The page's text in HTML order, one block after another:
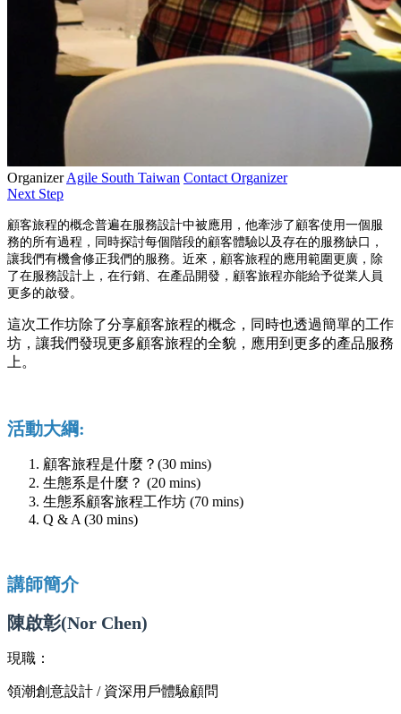
OrganizerAgile South Taiwan Contact Organizer
Next Step
顧客旅程的概念普遍在服務設計中被應用，他牽涉了顧客使用一個服
務的所有過程，同時探討每個階段的顧客體驗以及存在的服務缺口，
讓我們有機會修正我們的服務。近來，顧客旅程的應用範圍更廣，除
了在服務設計上，在行銷、在產品開發，顧客旅程亦能給予從業人員
更多的啟發。
這次工作坊除了分享顧客旅程的概念，同時也透過簡單的工作
坊，讓我們發現更多顧客旅程的全貌，應用到更多的產品服務
上。
活動大綱:
顧客旅程是什麼？(30 mins)
生態系是什麼？ (20 mins)
生態系顧客旅程工作坊 (70 mins)
Q & A (30 mins)
講師簡介
陳啟彰(Nor Chen)
現職：
領潮創意設計 / 資深用戶體驗顧問